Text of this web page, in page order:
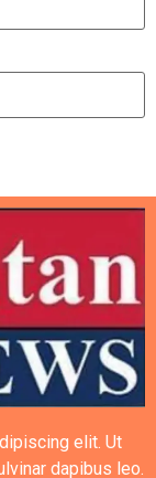
elit. Ut
dapibus leo.